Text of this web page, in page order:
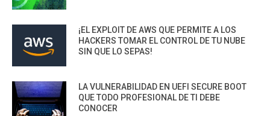
¡EL EXPLOIT DE AWS QUE PERMITE A LOS
HACKERS TOMAR EL CONTROL DE TU NUBE
SIN QUE LO SEPAS!
LA VULNERABILIDAD EN UEFI SECURE BOOT
QUE TODO PROFESIONAL DE TI DEBE
CONOCER